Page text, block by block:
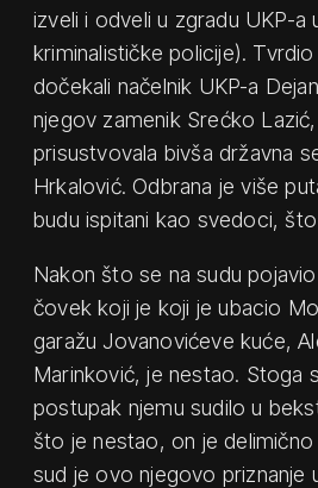
izveli i odveli u zgradu UKP-a
kriminalističke policije).
dočekali načelnik UKP-a
njegov zamenik Srećko
prisustvovala bivša državna
Hrkalović. Odbrana je više
budu ispitani kao svedoci,
Nakon što se na sudu
čovek koji je koji je ubacio
garažu Jovanovićeve kuće,
Marinković, je nestao. Stoga
postupak njemu sudilo u
što je nestao, on je
sud je ovo njegovo priznanje